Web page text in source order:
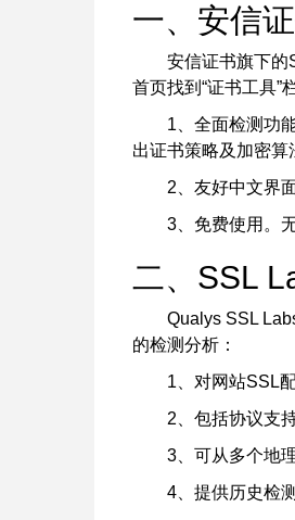
一、安信
安信证书旗下的
首页找到“证书工具”
1、全面检测功
出证书策略及加密算
2、友好中文界
3、免费使用。
二、SSL
Qualys SSL
的检测分析：
1、对网站SSL
2、包括协议支
3、可从多个地
4、提供历史检